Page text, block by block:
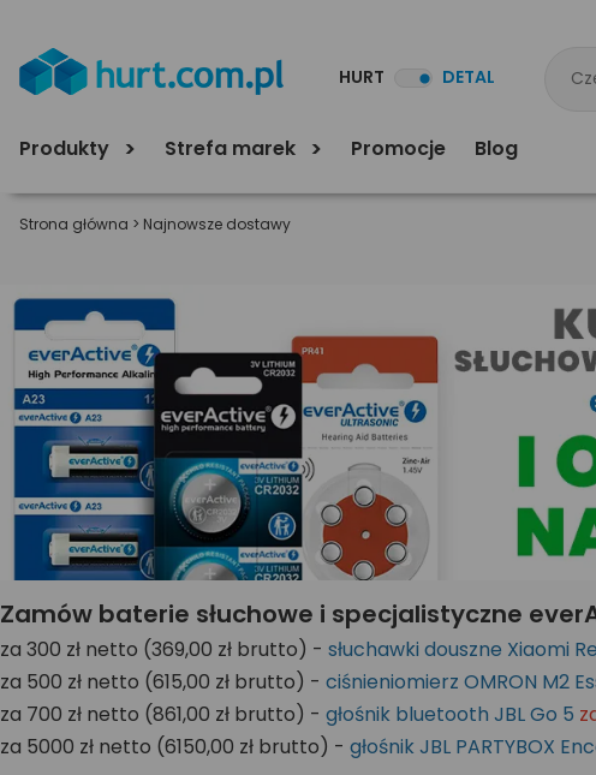
HURT DETAL
Produkty Strefa marek Promocje Blog
Strona główna > Najnowsze dostawy
Zamów baterie słuchowe i specjalistyczne
za 300 zł netto (369,00 zł brutto) - słuchawki douszne Xiaomi
za 500 zł netto (615,00 zł brutto) - ciśnieniomierz OMRON M2
za 700 zł netto (861,00 zł brutto) - głośnik bluetooth JBL Go 5
za 5000 zł netto (6150,00 zł brutto) - głośnik JBL PARTYBOX